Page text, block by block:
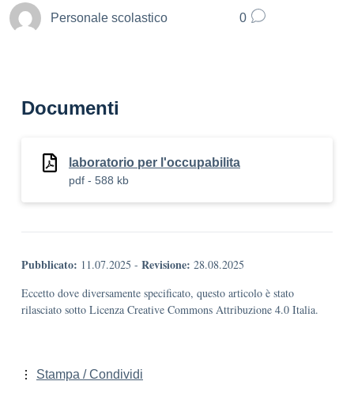
Personale scolastico 0
Documenti
laboratorio per l'occupabilita
pdf - 588 kb
Pubblicato: 11.07.2025 - Revisione: 28.08.2025
Eccetto dove diversamente specificato, questo articolo è stato
rilasciato sotto Licenza Creative Commons Attribuzione 4.0 Italia.
Stampa / Condividi